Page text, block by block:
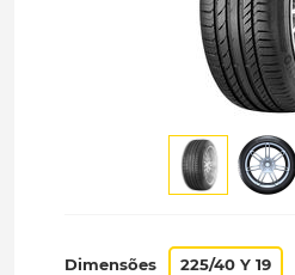
Dimensões 225/40 Y 19